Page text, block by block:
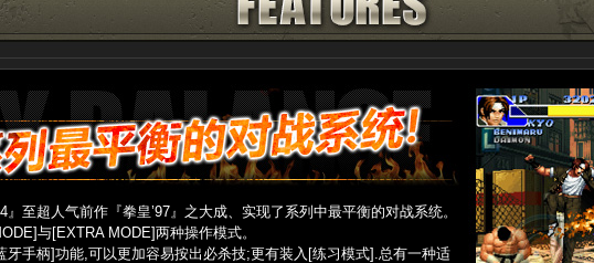
』至超人气前作『拳皇’97』之大成、实现了系列中最平衡的对战系统。
与[EXTRA MODE]两种操作模式。
牙手柄]功能,可以更加容易按出必杀技;更有装入[练习模式].总有一种适